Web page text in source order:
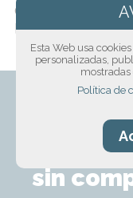
O solicita más
llegar el
sin
Esta Web usa
personalizadas,
mostradas
Política de